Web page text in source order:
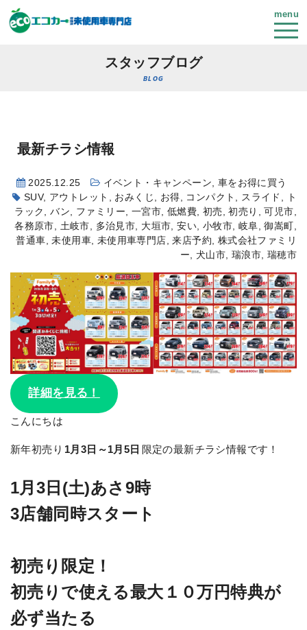
menu
スタッフブログ
BLOG
最新チラシ情報
2025.12.25 イベント・キャンペーン, 車をお得に買う
SUV, アウトレット , おみくじ , お得, コンパクト , スライド ,
ト
ラック ,バン, ファミリー, 一宮市, 低燃費, 初売 ,初売り ,可児市,
各務原市, 土岐市, 多治見市, 大垣市,安い, 小牧市, 岐阜,御嵩町 ,
普通車,未使用車, 未使用車専門店,来店予約, 株式会社ファミリ
ー, 犬山市, 瑞浪市, 瑞穂市
詳細を見る！
こんにちは
新年初売り 1月3日～1月5日 限定の最新チラシ情報です！
1月3日(土)あさ9時
3店舗同時スタート
初売り限定！
初売りで使える最大１０万円特典が
必ず当たる